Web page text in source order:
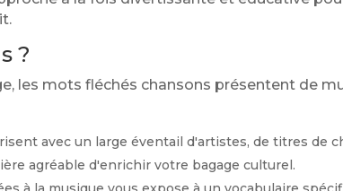
?
les mots fléchés chansons présentent de
avec un large éventail d'artistes, de titres de
agréable d'enrichir votre bagage culturel.